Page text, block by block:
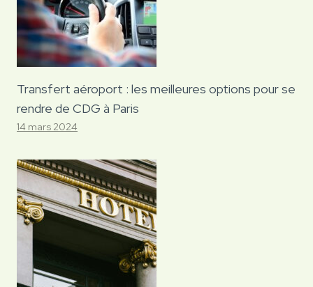
Transfert aéroport : les meilleures options pour se
rendre de CDG à Paris
14 mars 2024